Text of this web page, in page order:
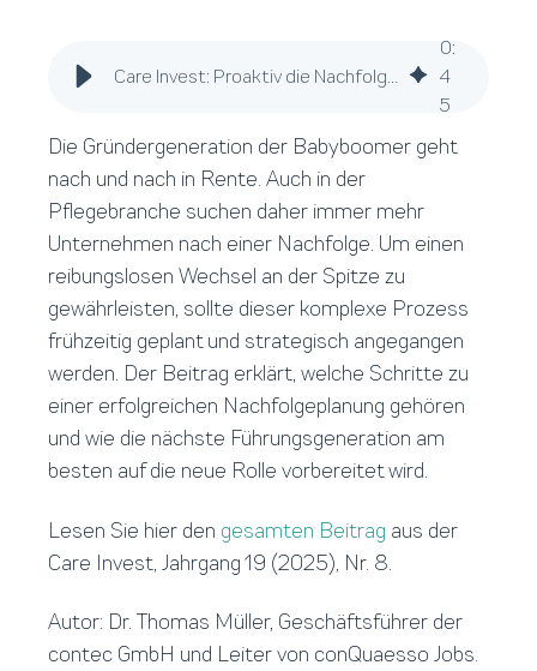
Care Invest: Proaktiv die Nachfolgeplanung im Unternehmen einleiten
0:
4
5
Die Gründergeneration der Babyboomer geht
nach und nach in Rente. Auch in der
Pflegebranche suchen daher immer mehr
Unternehmen nach einer Nachfolge. Um einen
reibungslosen Wechsel an der Spitze zu
gewährleisten, sollte dieser komplexe Prozess
frühzeitig geplant und strategisch angegangen
werden. Der Beitrag erklärt, welche Schritte zu
einer erfolgreichen Nachfolgeplanung gehören
und wie die nächste Führungsgeneration am
besten auf die neue Rolle vorbereitet wird.
Lesen Sie hier den gesamten Beitrag aus der
Care Invest, Jahrgang 19 (2025), Nr. 8.
Autor: Dr. Thomas Müller, Geschäftsführer der
contec GmbH und Leiter von conQuaesso Jobs.